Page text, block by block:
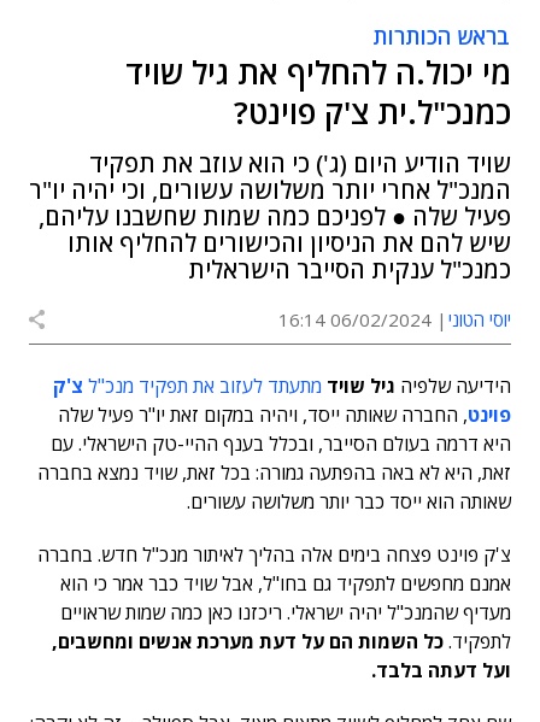
בראש הכותרות
מי יכול.ה להחליף את גיל שויד
כמנכ"ל.ית צ'ק פוינט?
שויד הודיע היום (ג') כי הוא עוזב את תפקיד
המנכ"ל אחרי יותר משלושה עשורים, וכי יהיה יו"ר
פעיל שלה ● לפניכם כמה שמות שחשבנו עליהם,
שיש להם את הניסיון והכישורים להחליף אותו
כמנכ"ל ענקית הסייבר הישראלית
יוסי הטוני 06/02/2024 16:14
הידיעה שלפיה גיל שויד מתעתד לעזוב את תפקיד מנכ"ל צ'ק
פוינט, החברה שאותה ייסד, ויהיה במקום זאת יו"ר פעיל שלה
היא דרמה בעולם הסייבר, ובכלל בענף ההיי-טק הישראלי. עם
זאת, היא לא באה בהפתעה גמורה: בכל זאת, שויד נמצא בחברה
שאותה הוא ייסד כבר יותר משלושה עשורים.
צ'ק פוינט פצחה בימים אלה בהליך לאיתור מנכ"ל חדש. בחברה
אמנם מחפשים לתפקיד גם בחו"ל, אבל שויד כבר אמר כי הוא
מעדיף שהמנכ"ל יהיה ישראלי. ריכזנו כאן כמה שמות שראויים
לתפקיד.כל השמות הם על דעת מערכת אנשים ומחשבים,
ועל דעתה בלבד.